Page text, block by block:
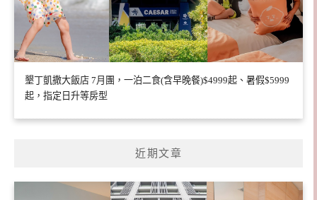
墾丁凱撒大飯店 7月團，一泊二食(含早晚餐)$4999起、暑假$5999
起，指定日升等房型
近期文章